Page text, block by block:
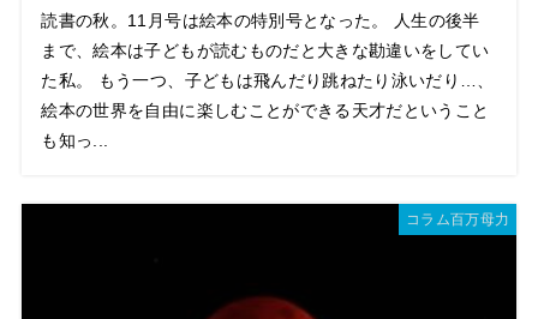
読書の秋。11月号は絵本の特別号となった。 人生の後半
まで、絵本は子どもが読むものだと大きな勘違いをしてい
た私。 もう一つ、子どもは飛んだり跳ねたり泳いだり…、
絵本の世界を自由に楽しむことができる天才だということ
も知っ...
コラム百万母力